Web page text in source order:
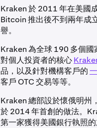
Kraken 於 2011 年在美國
Bitcoin 推出後不到兩年成
譽。
Kraken 為全球 190 多個
對個人投資者的核心
品，以及針對機構客戶的
客戶 OTC 交易等等。
Kraken 總部設於懷俄明州
於 2014 年首創的做法。
第一家獲得美國銀行執照